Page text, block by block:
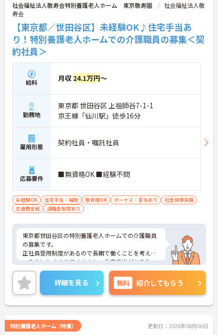
社会福祉法人敬寿会特別養護老人ホーム 東京敬寿園
社会福祉法人敬
寿会
【東京都／世田谷区】未経験OK♪住宅手当あ
り！特別養護老人ホームでの介護職員の募集＜契
約社員＞
給料 月収 24.1万円～
勤務地
東京都 世田谷区 上祖師谷7-1-1
京王線「仙川駅」徒歩16分
雇用形態 契約社員・嘱託社員
応募要件 ■無資格OK ■経験不問
未経験OK 住宅手当・補助 無資格OK ボーナス・賞与あり
社会保険完備
交通費支給
退職金制度あり
東京都世田谷区の特別養護老人ホームでの介護職員
の募集です。
正社員登用制度があるので長期で働くことを考えて
いる方におすすめです！また、住宅手当がある為、
生活面の負担を軽減し、安心して長く勤務していた
だけます☆
ご興味のある方には、面接対策ポイントなど、さら
に詳細をお話しいたしますのでお気軽にご相談くだ
さい！
詳細を見る 無料 紹介してもらう
特別養護老人ホーム（特養） 更新日：2026年08月06日